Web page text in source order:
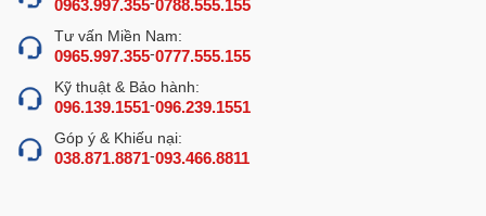
Phần nắp máy phía trên được làm từ chất liệu mica trong
suốt, giúp bạn quan sát quá trình hút chân không dễ
hoặc hút chưa đạt.
Năng suất vừa phải, phù hợp với các đơn vị
kinh doanh nhỏ
0963.997.355 0788.555.155
Tư vấn Miền Nam:
0965.997.355-0777.555.155
Kỹ thuật & Bảo hành:
096.139.1551-096.239.1551
Góp ý & Khiếu nại:
038.871.8871-093.466.8811